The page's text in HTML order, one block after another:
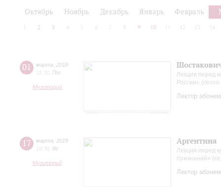
Октябрь Ноябрь Декабрь Январь Февраль
2 3 4 5 6 7 8 9 10 12 13 14
01 марта
2019
18:30 Пт
Музиторий
Лекции перед
России»
Лектор
17 марта
2019
18:30 Вс
Музиторий
Аргентина
Лекции перед
признаний»
Лектор